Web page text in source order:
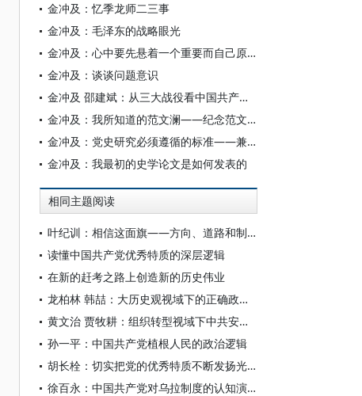
金冲及：忆季龙师二三事
金冲及：毛泽东的战略眼光
金冲及：心中要先悬着一个重要而自己原来没有弄清的问题
金冲及：谈谈问题意识
金冲及 邵建斌：从三大战役看中国共产党人的战略思维
金冲及：我所知道的范文澜——纪念范文澜先生诞辰130周年
金冲及：党史研究必须遵循的标准——兼谈展现领袖人物活生生的、有血有肉的精彩人生
金冲及：我最初的史学论文是如何发表的
相同主题阅读
叶纪训：相信这面旗——方向、道路和制度上擎起党的一面旗
读懂中国共产党优秀特质的深层逻辑
在新的赶考之路上创造新的历史伟业
龙柏林 韩喆：大历史观视域下的正确政绩观
黄文治 贾牧耕：组织转型视域下中共安徽省临时委员会的“两建两废”（1927—1931）
孙一平：中国共产党植根人民的政治逻辑
胡长栓：切实把党的优秀特质不断发扬光大
徐百永：中国共产党对乌拉制度的认知演变与西藏民主改革